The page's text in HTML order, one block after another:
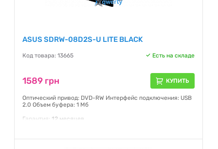
ASUS SDRW-08D2S-U LITE BLACK
Код товара: 13665 Есть на складе
1589 грн КУПИТЬ
Оптический привод: DVD-RW Интерфейс подключения: USB
2.0 Объем буфера: 1 Мб
Гарантия: 12 месяцев